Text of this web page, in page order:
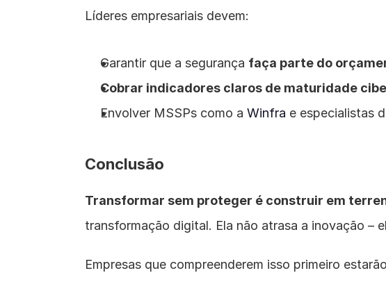
Líderes empresariais devem:
Garantir que a segurança faça parte do
Cobrar indicadores claros de maturidade
Envolver MSSPs como a Winfra e especialistas
Conclusão
Transformar sem proteger é construir em
transformação digital. Ela não atrasa a inovação –
Empresas que compreenderem isso primeiro